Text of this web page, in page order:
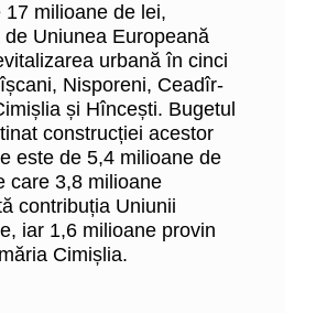
17 milioane de lei,
de Uniunea Europeană
urbană în cinci
Nisporeni, Ceadîr-
și Hîncești. Bugetul
construcției acestor
este de 5,4 milioane de
care 3,8 milioane
contribuția Uniunii
iar 1,6 milioane provin
Cimișlia.